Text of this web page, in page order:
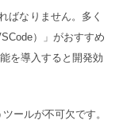
ばなりません。多く
）」がおすすめ
を導入すると開発効
ールが不可欠です。